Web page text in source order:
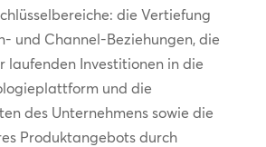
die Vertiefung
und Channel-Beziehungen, die
laufenden Investitionen in die
und die
des Unternehmens sowie die
Produktangebots durch